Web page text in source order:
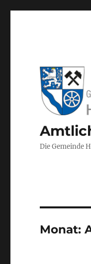
Die Gemeinde
Monat: